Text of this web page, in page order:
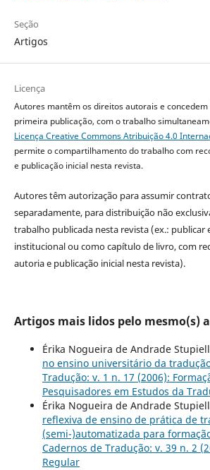
Seção
Artigos
Licença
Autores mantêm os direitos autorais e
primeira publicação, com o trabalho
Licença Creative Commons Atribuição 4.0
permite o compartilhamento do trabalho com
e publicação inicial nesta revista.
Autores têm autorização para assumir
separadamente, para distribuição não
trabalho publicada nesta revista (ex.: publicar
institucional ou como capítulo de livro, com
autoria e publicação inicial nesta revista).
Artigos mais lidos pelo mesmo(s)
Érika Nogueira de Andrade
no ensino universitário da
Tradução: v. 1 n. 17 (2006):
Pesquisadores em Estudos da
Érika Nogueira de Andrade
reflexiva de ensino de prática de
(semi-)automatizada para
Cadernos de Tradução: v. 39 n. 2
Regular